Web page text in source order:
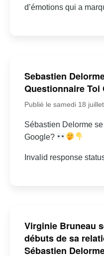
d’émotions qui a
Sebastien
Questionnaire Toi
Publié le samedi 18
Sébastien Delorme
Google?
Invalid response
Virginie Bruneau
débuts de sa
Sébastien